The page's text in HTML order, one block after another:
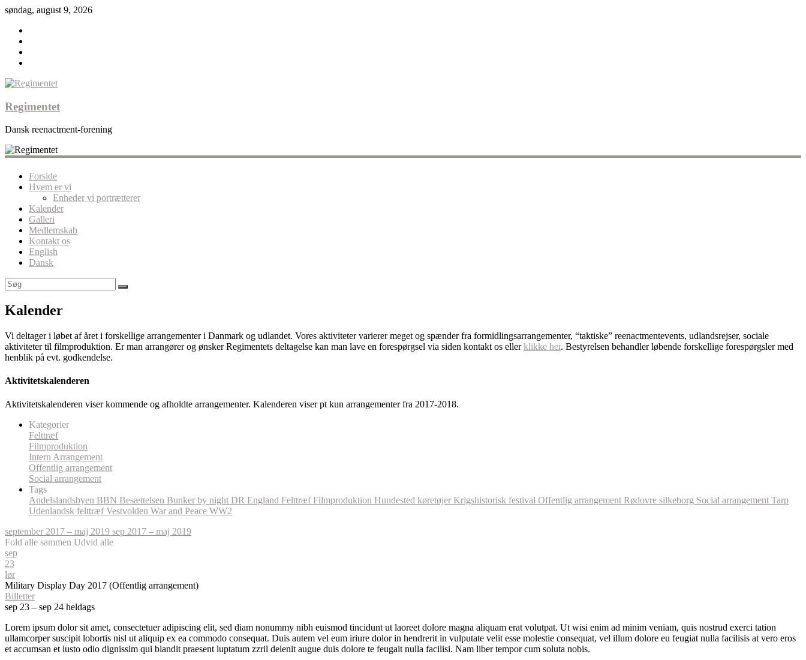
søndag, august 9, 2026
Regimentet
Dansk reenactment-forening
Forside
Hvem er vi
Enheder vi portrætterer
Kalender
Galleri
Medlemskab
Kontakt os
English
Dansk
Kalender
Vi deltager i løbet af året i forskellige arrangementer i Danmark og udlandet. Vores aktiviteter varierer meget og spænder fra formidlingsarrangementer, “taktiske” reenactmentevents, udlandsrejser, sociale
aktiviteter til filmproduktion. Er man arrangører og ønsker Regimentets deltagelse kan man lave en forespørgsel via siden kontakt os ellerklikke her. Bestyrelsen behandler løbende forskellige forespørgsler med
henblik på evt. godkendelse.
Aktivitetskalenderen
Aktivitetskalenderen viser kommende og afholdte arrangementer. Kalenderen viser pt kun arrangementer fra 2017-2018.
Kategorier
Felttræf
Filmproduktion
Intern Arrangement
Offentlig arrangement
Social arrangement
Tags
Andelslandsbyen BBN Besættelsen Bunker by night DR England FelttræfFilmproduktion Hundested køretøjer Krigshistorisk festival Offentlig arrangement Rødovre silkeborg Social arrangement Tarp
Udenlandsk felttræfVestvolden War and Peace WW2
september 2017 – maj 2019 sep 2017 – maj 2019
Fold alle sammen Udvid alle
sep
23
lør
Military Display Day 2017 (Offentlig arrangement)
Billetter
sep 23 – sep 24 heldags
Lorem ipsum dolor sit amet, consectetuer adipiscing elit, sed diam nonummy nibh euismod tincidunt ut laoreet dolore magna aliquam erat volutpat. Ut wisi enim ad minim veniam, quis nostrud exerci tation
ullamcorper suscipit lobortis nisl ut aliquip ex ea commodo consequat. Duis autem vel eum iriure dolor in hendrerit in vulputate velit esse molestie consequat, vel illum dolore eu feugiat nulla facilisis at vero eros
et accumsan et iusto odio dignissim qui blandit praesent luptatum zzril delenit augue duis dolore te feugait nulla facilisi. Nam liber tempor cum soluta nobis.